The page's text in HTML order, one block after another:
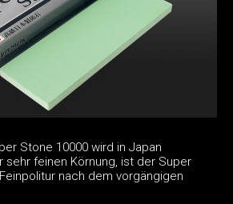
Stone 10000 wird in Japan
sehr feinen Körnung, ist der Super
nach dem vorgängigen